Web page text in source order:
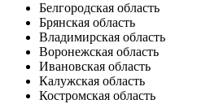
Белгородская область
Брянская область
Владимирская область
Воронежская область
Ивановская область
Калужская область
Костромская область